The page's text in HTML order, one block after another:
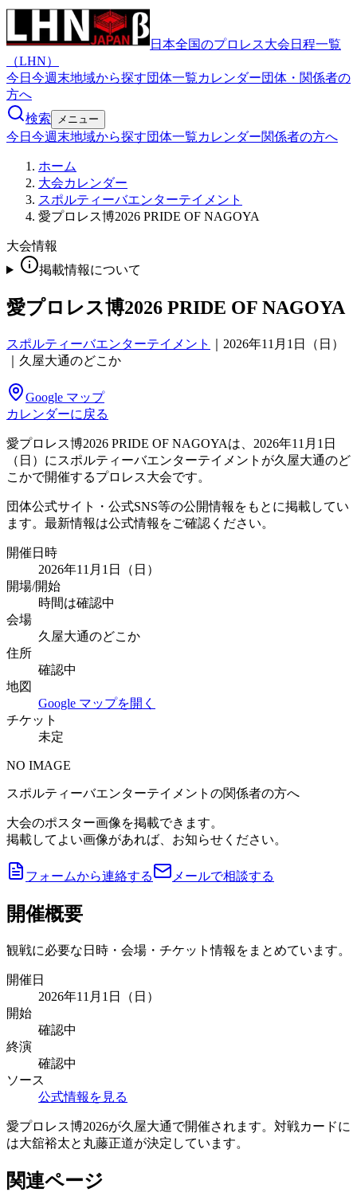
日本全国のプロレス大会日程一覧
（LHN）
今日 今週末地域から探す団体一覧カレンダー団体・関係者の
方へ
検索
メニュー
今日 今週末地域から探す団体一覧カレンダー関係者の方へ
ホーム
大会カレンダー
スポルティーバエンターテイメント
愛プロレス博2026 PRIDE OF NAGOYA
大会情報
掲載情報について
愛プロレス博2026 PRIDE OF NAGOYA
スポルティーバエンターテイメント
2026年11月1日（日）
｜久屋大通のどこか
Google マップ
カレンダーに戻る
愛プロレス博2026 PRIDE OF NAGOYAは、2026年11月1日
（日）にスポルティーバエンターテイメントが久屋大通のど
こかで開催するプロレス大会です。
団体公式サイト・公式SNS等の公開情報をもとに掲載してい
ます。最新情報は公式情報をご確認ください。
開催日時
2026年11月1日（日）
開場/開始
時間は確認中
会場
久屋大通のどこか
住所
確認中
地図
Google マップを開く
チケット
未定
NO IMAGE
スポルティーバエンターテイメントの関係者の方へ
大会のポスター画像を掲載できます。
掲載してよい画像があれば、お知らせください。
フォームから連絡する メールで相談する
開催概要
観戦に必要な日時・会場・チケット情報をまとめています。
開催日
2026年11月1日（日）
開始
確認中
終演
確認中
ソース
公式情報を見る
愛プロレス博2026が久屋大通で開催されます。対戦カードに
は大舘裕太と丸藤正道が決定しています。
関連ページ